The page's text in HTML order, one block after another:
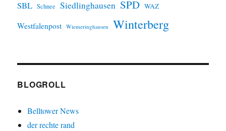
SBL Schnee Siedlinghausen SPD WAZ
Westfalenpost Wiemeringhausen Winterberg
BLOGROLL
Belltower News
der rechte rand